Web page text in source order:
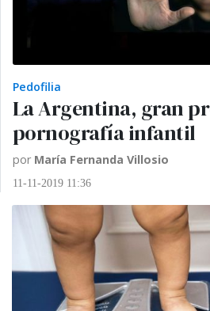
Pedofilia
La Argentina, gran
pornografía infantil
por María Fernanda Villosio
11-11-2019 11:36